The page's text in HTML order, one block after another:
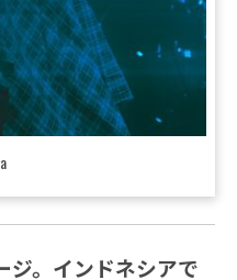
ジ。インドネシアで